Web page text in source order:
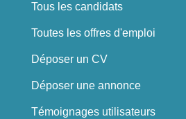
Tous les candidats
Toutes les offres d'emploi
Déposer un CV
Déposer une annonce
Témoignages utilisateurs